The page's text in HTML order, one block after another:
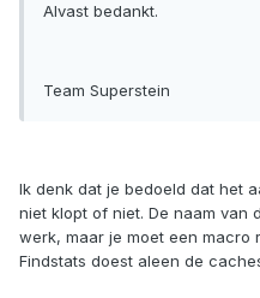
Alvast bedankt.
Team Superstein
Ik denk dat je bedoeld dat het
niet klopt of niet. De naam van
werk, maar je moet een macro
Findstats doest aleen de